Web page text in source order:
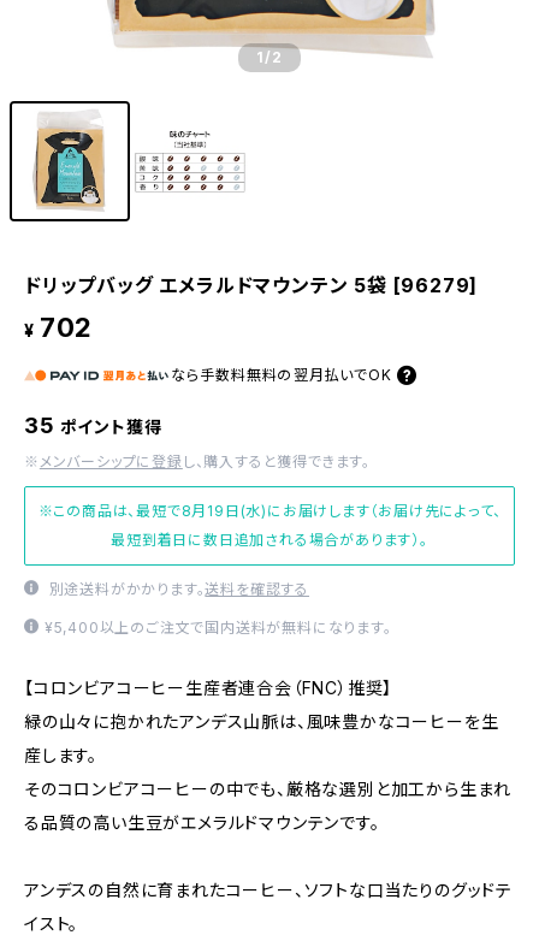
1 /2
ドリップバッグ エメラルドマウンテン 5袋 [96279]
¥ 702
なら 手数料無料の 翌月払いでOK
35 ポイント獲得
※ メンバーシップに登録 し、購入すると獲得できます。
※この商品は、最短で8月19日(水)にお届けします（お届け先によって、
最短到着日に数日追加される場合があります）。
別途送料がかかります。送料を確認する
¥5,400以上のご注文で国内送料が無料になります。
【コロンビアコーヒー生産者連合会（FNC）推奨】
緑の山々に抱かれたアンデス山脈は、風味豊かなコーヒーを生
産します。
そのコロンビアコーヒーの中でも、厳格な選別と加工から生まれ
る品質の高い生豆がエメラルドマウンテンです。
アンデスの自然に育まれたコーヒー、ソフトな口当たりのグッドテ
イスト。